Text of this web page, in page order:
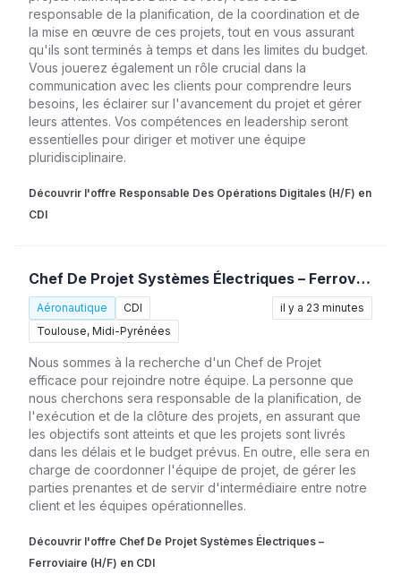
responsable de la planification, de la coordination et de
la mise en œuvre de ces projets, tout en vous assurant
qu'ils sont terminés à temps et dans les limites du budget.
Vous jouerez également un rôle crucial dans la
communication avec les clients pour comprendre leurs
besoins, les éclairer sur l'avancement du projet et gérer
leurs attentes. Vos compétences en leadership seront
essentielles pour diriger et motiver une équipe
pluridisciplinaire.
Découvrir l'offre Responsable Des Opérations Digitales (H/F) en
CDI
Chef De Projet Systèmes Électriques – Ferroviaire (H/F)
Aéronautique
CDI
Toulouse, Midi-Pyrénées
il y a 23 minutes
Nous sommes à la recherche d'un Chef de Projet
efficace pour rejoindre notre équipe. La personne que
nous cherchons sera responsable de la planification, de
l'exécution et de la clôture des projets, en assurant que
les objectifs sont atteints et que les projets sont livrés
dans les délais et le budget prévus. En outre, elle sera en
charge de coordonner l'équipe de projet, de gérer les
parties prenantes et de servir d'intermédiaire entre notre
client et les équipes opérationnelles.
Découvrir l'offre Chef De Projet Systèmes Électriques –
Ferroviaire (H/F) en CDI